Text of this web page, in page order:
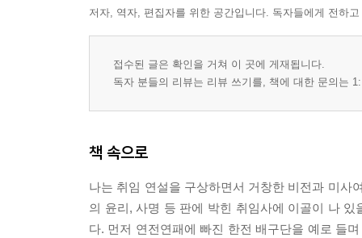
저자, 역자, 편집자를 위한 공간입니다. 독자들에게 전하
접수된 글은 확인을 거쳐 이 곳에 게재됩니다.
독자 분들의 리뷰는 리뷰 쓰기를, 책에 대한 문의는
책 속으로
나는 취임 연설을 구상하면서 거창한 비전과 미사
의 윤리, 사명 등 판에 박힌 취임사에 이골이 나
다. 먼저 연전연패에 빠진 한전 배구단을 예로 들